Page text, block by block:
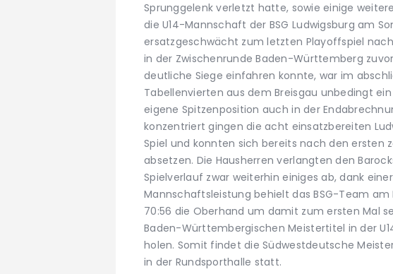
Sprunggelenk verletzt hatte, sowie einige
die U14-Mannschaft der BSG Ludwigsburg am
ersatzgeschwächt zum letzten Playoffspiel
in der Zwischenrunde Baden-Württemberg
deutliche Siege einfahren konnte, war im
Tabellenvierten aus dem Breisgau unbedingt
eigene Spitzenposition auch in der
konzentriert gingen die acht einsatzbereiten
Spiel und konnten sich bereits nach den ersten
absetzen. Die Hausherren verlangten den
Spielverlauf zwar weiterhin einiges ab, dank
Mannschaftsleistung behielt das BSG-Team
70:56 die Oberhand um damit zum ersten Mal
Baden-Württembergischen Meistertitel in der
holen. Somit findet die Südwestdeutsche
in der Rundsporthalle statt.